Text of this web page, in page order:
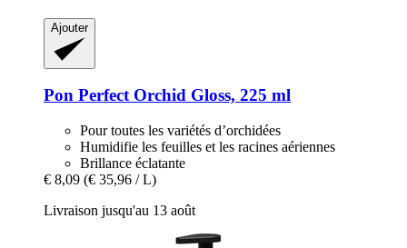
Ajouter
Pon Perfect Orchid Gloss, 225 ml
Pour toutes les variétés d’orchidées
Humidifie les feuilles et les racines aériennes
Brillance éclatante
€ 8,09 (€ 35,96 / L)
Livraison jusqu'au 13 août